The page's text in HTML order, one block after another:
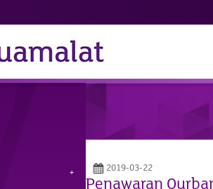
2019-03-22
Penawaran